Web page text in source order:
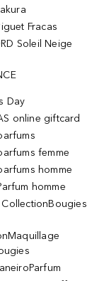
Fracas
Soleil Neige
Day
online giftcard
femme
homme
homme